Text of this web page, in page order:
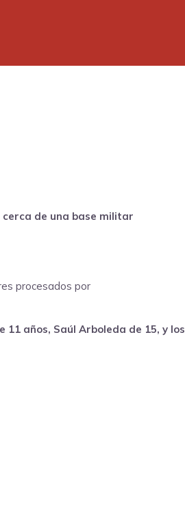
de una base militar
procesados por
11 años, Saúl Arboleda de 15, y los